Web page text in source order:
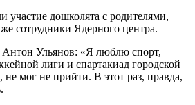
участие дошколята с родителями,
сотрудники Ядерного центра.
Антон Ульянов: «Я люблю спорт,
лиги и спартакиад городской
не мог не прийти. В этот раз, правда,